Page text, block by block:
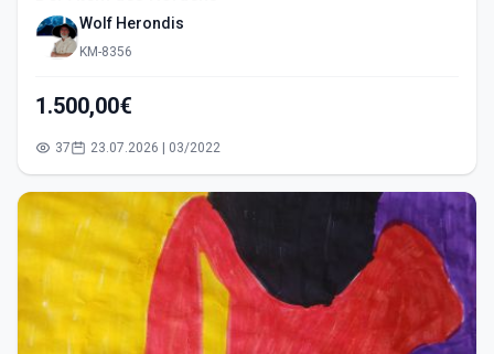
Wolf Herondis
KM-8356
1.500,00€
37 23.07.2026 | 03/2022